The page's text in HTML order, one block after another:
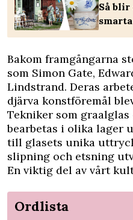
Så blir
Bakom framgångarna
som Simon Gate,
Lindstrand. Deras
djärva konstföremål
Tekniker som
bearbetas i olika lager
till glasets unika
slipning och etsning
En viktig del av vårt
Ordlista